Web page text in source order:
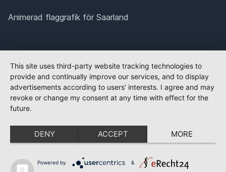
Animerad flaggrafik för Saarland
This site uses third-party website tracking technologies to
provide and continually improve our services, and to display
advertisements according to users' interests. I agree and may
revoke or change my consent at any time with effect for the
future.
DENY ACCEPT MORE
Powered by &